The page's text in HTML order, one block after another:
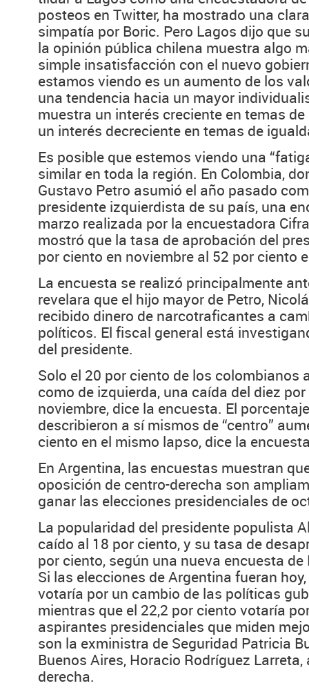
posteos en Twitter, ha mostrado una
simpatía por Boric. Pero Lagos dijo que
la opinión pública chilena muestra algo
simple insatisfacción con el nuevo
estamos viendo es un aumento de los
una tendencia hacia un mayor
muestra un interés creciente en temas
un interés decreciente en temas de
Es posible que estemos viendo una
similar en toda la región. En Colombia,
Gustavo Petro asumió el año pasado
presidente izquierdista de su país, una
marzo realizada por la encuestadora
mostró que la tasa de aprobación del
por ciento en noviembre al 52 por ciento
La encuesta se realizó principalmente
revelara que el hijo mayor de Petro,
recibido dinero de narcotraficantes a
políticos. El fiscal general está
del presidente.
Solo el 20 por ciento de los colombianos
como de izquierda, una caída del diez
noviembre, dice la encuesta. El
describieron a sí mismos de “centro”
ciento en el mismo lapso, dice la
En Argentina, las encuestas muestran
oposición de centro-derecha son
ganar las elecciones presidenciales de
La popularidad del presidente populista
caído al 18 por ciento, y su tasa de
por ciento, según una nueva encuesta
Si las elecciones de Argentina fueran
votaría por un cambio de las políticas
mientras que el 22,2 por ciento votaría
aspirantes presidenciales que miden
son la exministra de Seguridad Patricia
Buenos Aires, Horacio Rodríguez
derecha.